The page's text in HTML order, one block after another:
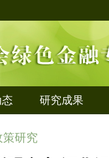
研究成果
研究